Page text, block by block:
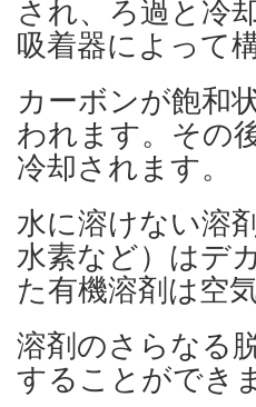
され、ろ過と冷
吸着器によって
カーボンが飽和
われます。その
冷却されます。
水に溶けない溶
水素など）はデ
た有機溶剤は空
溶剤のさらなる
することができ